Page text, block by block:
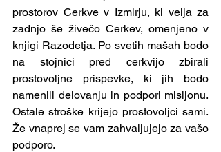
prostorov Cerkve v Izmirju, ki velja za
zadnjo še živečo Cerkev, omenjeno v
knjigi Razodetja. Po svetih mašah bodo
na stojnici pred cerkvijo zbirali
prostovoljne prispevke, ki jih bodo
namenili delovanju in podpori misijonu.
Ostale stroške krijejo prostovoljci sami.
Že vnaprej se vam zahvaljujejo za vašo
podporo.